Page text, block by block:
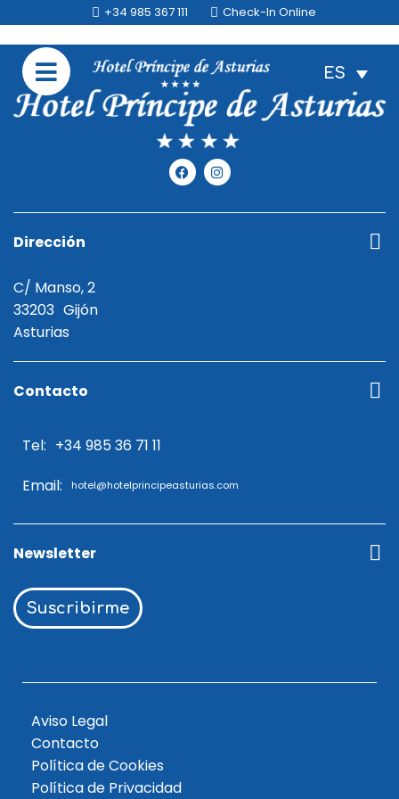
+34 985 367 111 Check-In Online
ES
Dirección
C/ Manso, 2
33203 Gijón
Asturias
Contacto
Tel: +34 985 36 71 11
Email:
hotel@hotelprincipeasturias.com
Newsletter
Suscribirme
Aviso Legal
Contacto
Política de Cookies
Política de Privacidad